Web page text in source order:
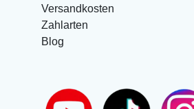
Versandkosten
Zahlarten
Blog